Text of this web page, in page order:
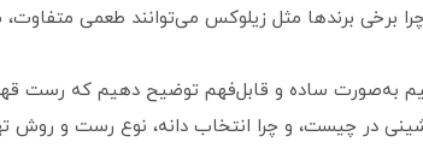
برخی برندها مثل زیلوکس می‌توانند طعمی
به‌صورت ساده و قابل‌فهم توضیح دهیم که رست
در چیست، و چرا انتخاب دانه، نوع رست و روش